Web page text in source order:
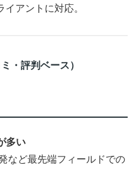
アントに対応。
・評判ベース）
多い
など最先端フィールドでの